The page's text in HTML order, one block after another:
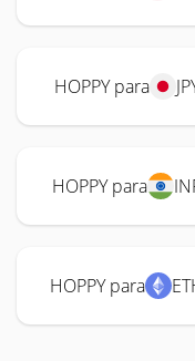
HOPPY para
HOPPY para
HOPPY para